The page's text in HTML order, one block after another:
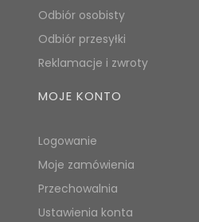
Odbiór osobisty
Odbiór przesyłki
Reklamacje i zwroty
MOJE KONTO
Logowanie
Moje zamówienia
Przechowalnia
Ustawienia konta